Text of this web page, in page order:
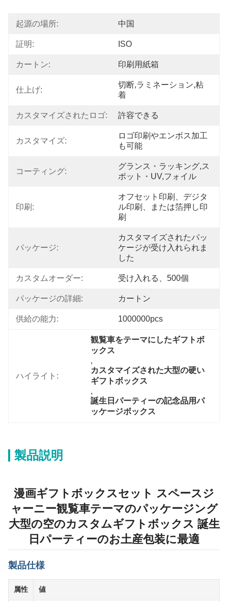
起源の場所: 中国
証明: ISO
カートン: 印刷用紙箱
仕上げ:
切断,ラミネーション,粘
着
カスタマイズされたロゴ: 許容できる
カスタマイズ:
ロゴ印刷やエンボス加工
も可能
コーティング:
グランス・ラッキング,ス
ポット・UV,フォイル
印刷:
オフセット印刷、デジタ
ル印刷、または箔押し印
刷
パッケージ:
カスタマイズされたパッ
ケージが受け入れられま
した
カスタムオーダー: 受け入れる、500個
パッケージの詳細: カートン
供給の能力: 1000000pcs
ハイライト:
観覧車をテーマにしたギフトボ
ックス
,
カスタマイズされた大型の硬い
ギフトボックス
,
誕生日パーティーの記念品用パ
ッケージボックス
製品説明
漫画ギフトボックスセット スペースジ
ャーニー観覧車テーマのパッケージング
大型の空のカスタムギフトボックス 誕生
日パーティーのお土産包装に最適
製品仕様
属性 値